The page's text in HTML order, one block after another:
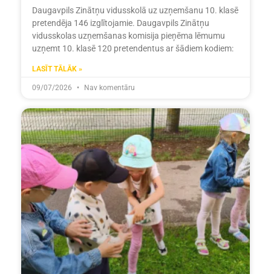
Daugavpils Zinātņu vidusskolā uz uzņemšanu 10. klasē
pretendēja 146 izglītojamie. Daugavpils Zinātņu
vidusskolas uzņemšanas komisija pieņēma lēmumu
uzņemt 10. klasē 120 pretendentus ar šādiem kodiem:
LASĪT TĀLĀK »
09/07/2026 Nav komentāru